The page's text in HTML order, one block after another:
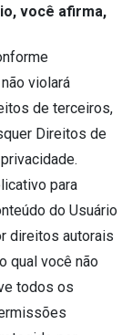
você afirma,
violará
de terceiros,
Direitos de
para
do Usuário
direitos autorais
qual você não
todos os